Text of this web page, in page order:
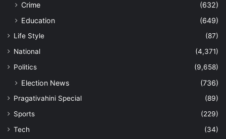
Crime
(632)
Education
(649)
Life Style
(87)
National
(4,371)
Politics
(9,658)
Election News (736)
Pragativahini Special
(89)
Sports
(229)
Tech
(34)